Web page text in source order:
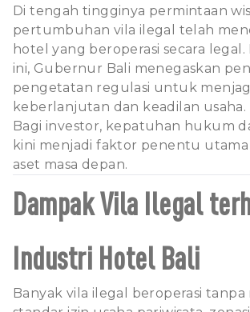
Di tengah tingginya permintaan
pertumbuhan vila ilegal telah
hotel yang beroperasi secara legal.
ini, Gubernur Bali menegaskan
pengetatan regulasi untuk
keberlanjutan dan keadilan usaha.
Bagi investor, kepatuhan hukum
kini menjadi faktor penentu utama
aset masa depan.
Dampak Vila Ilegal
Industri Hotel Bali
Banyak vila ilegal beroperasi